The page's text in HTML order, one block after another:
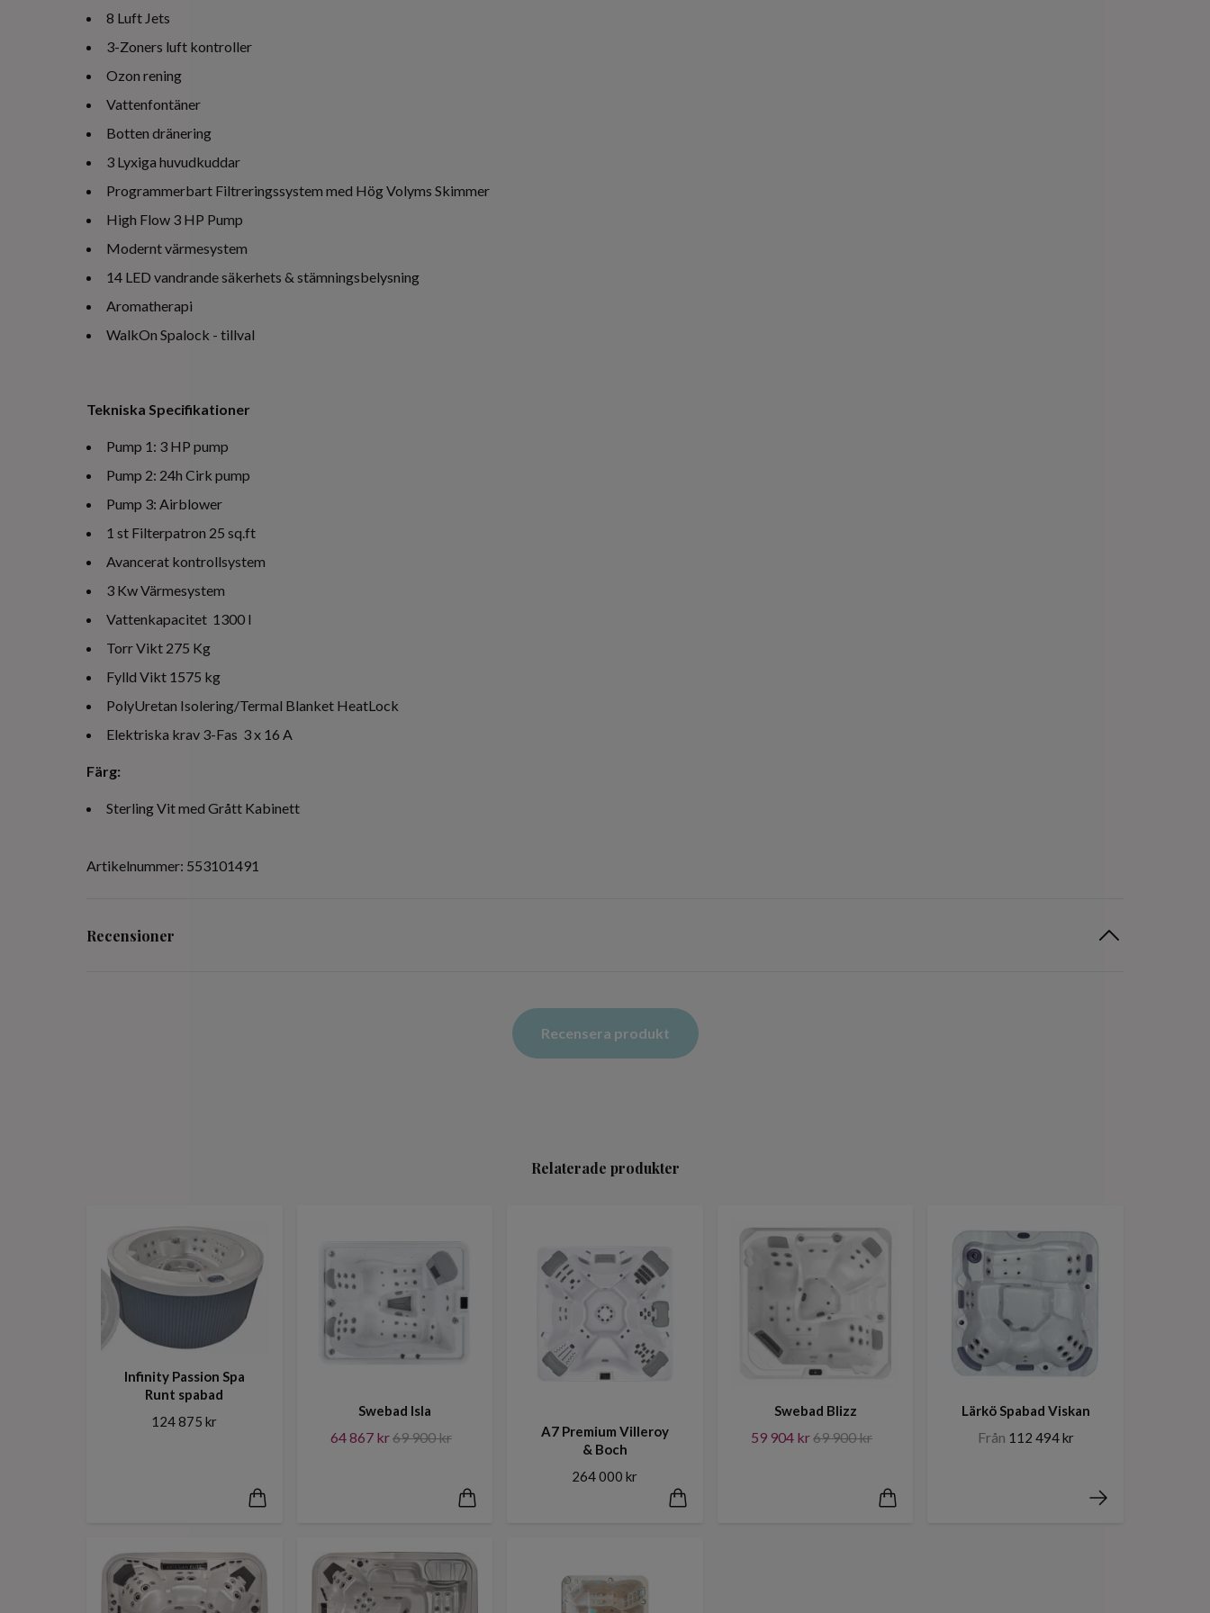
8 Luft Jets
3-Zoners luft kontroller
Ozon rening
Vattenfontäner
Botten dränering
3 Lyxiga huvudkuddar
Programmerbart Filtreringssystem med Hög Volyms Skimmer
High Flow 3 HP Pump
Modernt värmesystem
14 LED vandrande säkerhets & stämningsbelysning
Aromatherapi
WalkOn Spalock - tillval
Tekniska Specifikationer
Pump 1: 3 HP pump
Pump 2: 24h Cirk pump
Pump 3: Airblower
1 st Filterpatron 25 sq.ft
Avancerat kontrollsystem
3 Kw Värmesystem
Vattenkapacitet 1300 l
Torr Vikt 275 Kg
Fylld Vikt 1575 kg
PolyUretan Isolering/Termal Blanket HeatLock
Elektriska krav 3-Fas 3 x 16 A
Färg:
Sterling Vit med Grått Kabinett
Artikelnummer: 553101491
Recensioner
Recensera produkt
Relaterade produkter
Infinity Passion Spa
Runt spabad
124 875 kr
Swebad Isla
64 867 kr69 900 kr
A7 Premium Villeroy
& Boch
264 000 kr
Swebad Blizz
59 904 kr69 900 kr
Lärkö Spabad Viskan
Från 112 494 kr